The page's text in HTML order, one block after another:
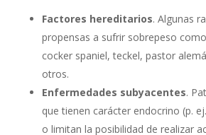
Factores hereditarios. Algunas
propensas a sufrir sobrepeso
cocker spaniel, teckel, pastor
otros.
Enfermedades subyacentes.
que tienen carácter endocrino (p.
o limitan la posibilidad de realizar